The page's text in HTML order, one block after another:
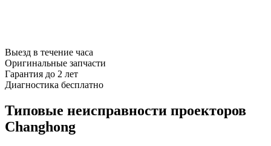
Выезд в течение часа
Оригинальные запчасти
Гарантия до 2 лет
Диагностика бесплатно
Типовые неисправности проекторов
Changhong